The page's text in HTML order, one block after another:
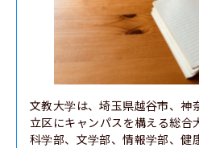
文教大学は、埼玉県越谷市、神
立区にキャンパスを構える総合
科学部、文学部、情報学部、健